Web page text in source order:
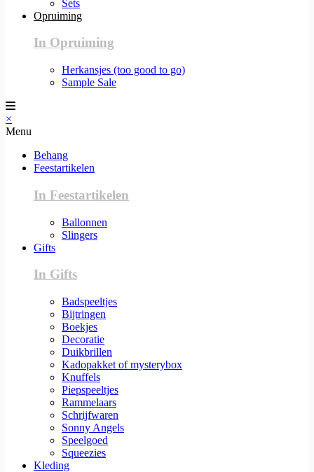
Sets
Opruiming
In Opruiming
Herkansjes (too good to go)
Sample Sale
×
Menu
Behang
Feestartikelen
In Feestartikelen
Ballonnen
Slingers
Gifts
In Gifts
Badspeeltjes
Bijtringen
Boekjes
Decoratie
Duikbrillen
Kadopakket of mysterybox
Knuffels
Piepspeeltjes
Rammelaars
Schrijfwaren
Sonny Angels
Speelgoed
Squeezies
Kleding